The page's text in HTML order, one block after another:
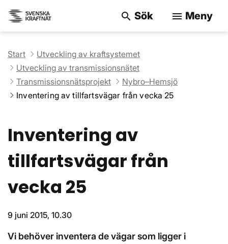
search Sök menu Meny
Start
Utveckling av kraftsystemet
Utveckling av transmissionsnätet
Transmissionsnätsprojekt
Nybro–Hemsjö
Inventering av tillfartsvägar från vecka 25
Inventering av
tillfartsvägar från
vecka 25
9 juni 2015, 10.30
Vi behöver inventera de vägar som ligger i